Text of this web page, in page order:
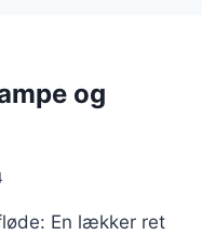
og
En lækker ret